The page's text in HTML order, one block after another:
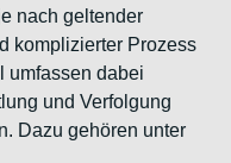
nach geltender
komplizierter Prozess
umfassen dabei
und Verfolgung
Dazu gehören unter